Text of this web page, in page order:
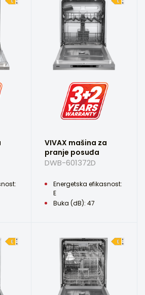
VIVAX mašina za
pranje posuđa
DWB-601372D
Energetska efikasnost:
E
Buka (dB): 47